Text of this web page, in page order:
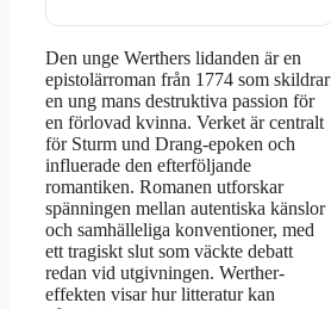
Den unge Werthers lidanden är en
epistolärroman från 1774 som skildrar
en ung mans destruktiva passion för
en förlovad kvinna. Verket är centralt
för Sturm und Drang-epoken och
influerade den efterföljande
romantiken. Romanen utforskar
spänningen mellan autentiska känslor
och samhälleliga konventioner, med
ett tragiskt slut som väckte debatt
redan vid utgivningen. Werther-
effekten visar hur litteratur kan